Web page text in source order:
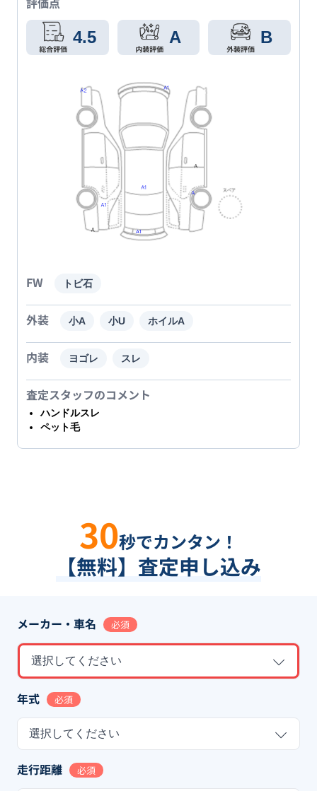
4.5 A B
FW トビ石
外装 小A 小U ホイルA
内装 ヨゴレ スレ
査定スタッフのコメント
ハンドルスレ
ペット毛
30秒でカンタン！
【無料】査定申し込み
メーカー・車名 必須
選択してください
年式 必須
選択してください
走行距離 必須